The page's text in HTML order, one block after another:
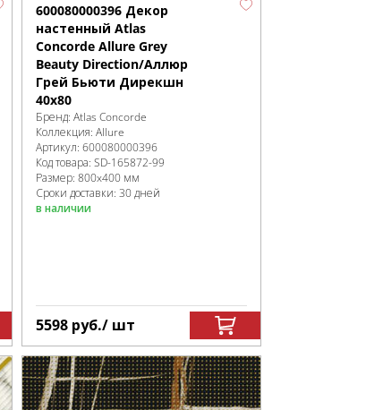
600080000396 Декор
настенный Atlas
Concorde Allure Grey
Beauty Direction/Аллюр
Грей Бьюти Дирекшн
40x80
Бренд: Atlas Concorde
Коллекция: Allure
Артикул: 600080000396
Код товара: SD-165872-99
Размер: 800x400 мм
Сроки доставки: 30 дней
в наличии
5598 руб./ шт